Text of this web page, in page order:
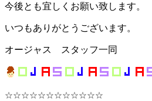
今後とも宜しくお願い致します。
いつもありがとうございます。
オージャス スタッフ一同
☆☆☆☆☆☆☆☆☆☆☆☆